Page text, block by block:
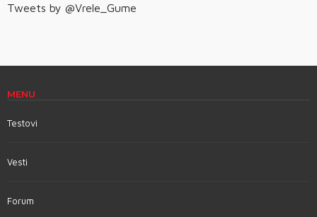
Tweets by @Vrele_Gume
MENU
Testovi
Vesti
Forum